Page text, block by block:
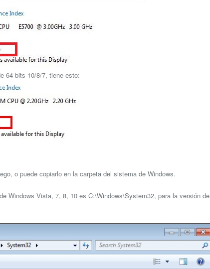
64 bits 10/8/7, tiene esto:
o puede copiarlo en la carpeta del sistema de Windows.
Windows Vista, 7, 8, 10 es C:\Windows\System32, para la versión de